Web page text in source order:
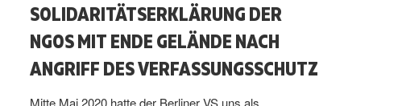
SOLIDARITÄTSERKLÄRUNG DER
NGOS MIT ENDE GELÄNDE NACH
ANGRIFF DES VERFASSUNGSSCHUTZ
Mitte Mai 2020 hatte der Berliner VS uns als